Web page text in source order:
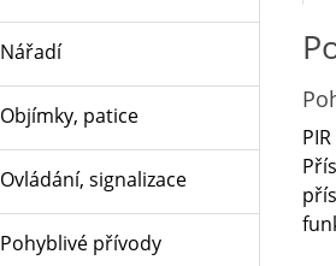
Nářadí
Objímky, patice
Ovládání, signalizace
Pohyblivé přívody